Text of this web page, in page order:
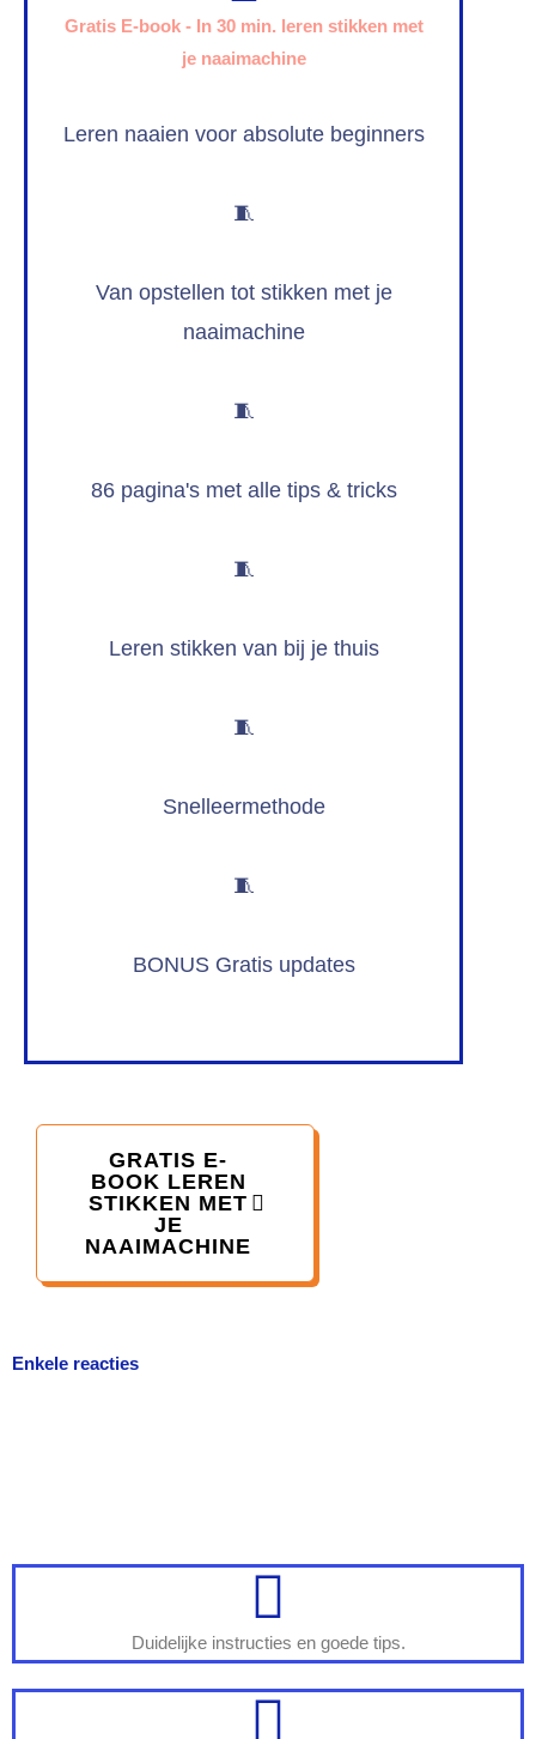
Gratis E-book - In 30 min. leren stikken met
je naaimachine
Leren naaien voor absolute beginners
🧵
Van opstellen tot stikken met je
naaimachine
🧵
86 pagina's met alle tips & tricks
🧵
Leren stikken van bij je thuis
🧵
Snelleermethode
🧵
BONUS Gratis updates
GRATIS E-
BOOK LEREN
STIKKEN MET
JE
NAAIMACHINE
Enkele reacties
Duidelijke instructies en goede tips.